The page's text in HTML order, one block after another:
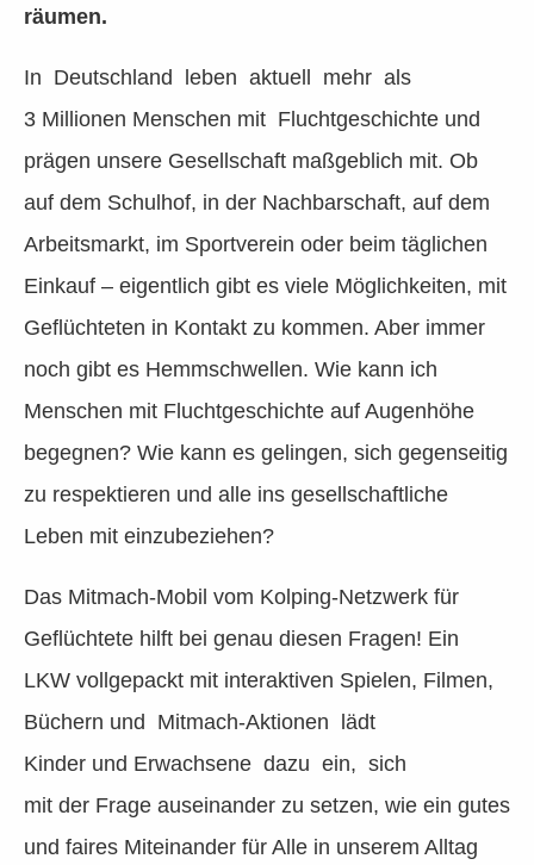
räumen.
In Deutschland leben aktuell mehr als
3 Millionen Menschen mit Fluchtgeschichte und
prägen unsere Gesellschaft maßgeblich mit. Ob
auf dem Schulhof, in der Nachbarschaft, auf dem
Arbeitsmarkt, im Sportverein oder beim täglichen
Einkauf – eigentlich gibt es viele Möglichkeiten, mit
Geflüchteten in Kontakt zu kommen. Aber immer
noch gibt es Hemmschwellen. Wie kann ich
Menschen mit Fluchtgeschichte auf Augenhöhe
begegnen? Wie kann es gelingen, sich gegenseitig
zu respektieren und alle ins gesellschaftliche
Leben mit einzubeziehen?
Das Mitmach-Mobil vom Kolping-Netzwerk für
Geflüchtete hilft bei genau diesen Fragen! Ein
LKW vollgepackt mit interaktiven Spielen, Filmen,
Büchern und Mitmach-Aktionen lädt
Kinder und Erwachsene dazu ein, sich
mit der Frage auseinander zu setzen, wie ein gutes
und faires Miteinander für Alle in unserem Alltag